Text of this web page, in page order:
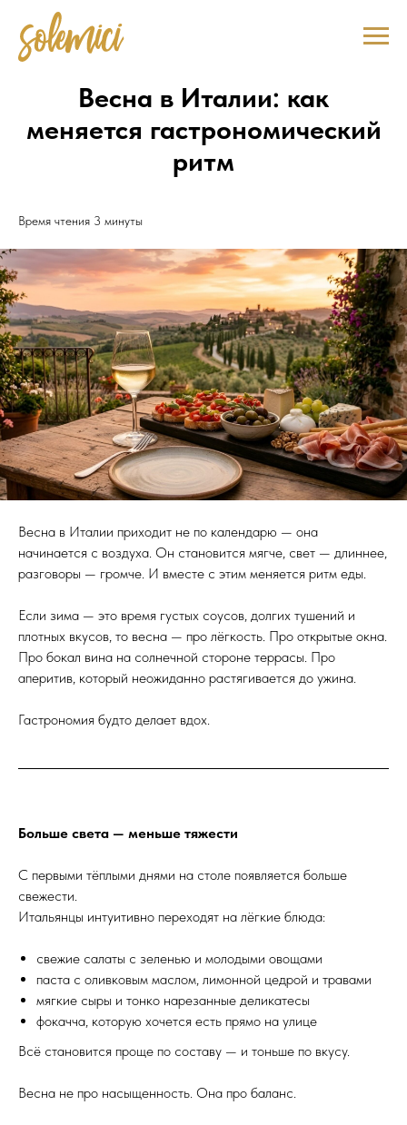
Весна в Италии: как
меняется гастрономический
ритм
Время чтения 3 минуты
Весна в Италии приходит не по календарю — она
начинается с воздуха. Он становится мягче, свет — длиннее,
разговоры — громче. И вместе с этим меняется ритм еды.
Если зима — это время густых соусов, долгих тушений и
плотных вкусов, то весна — про лёгкость. Про открытые окна.
Про бокал вина на солнечной стороне террасы. Про
аперитив, который неожиданно растягивается до ужина.
Гастрономия будто делает вдох.
Больше света — меньше тяжести
С первыми тёплыми днями на столе появляется больше
свежести.
Итальянцы интуитивно переходят на лёгкие блюда:
свежие салаты с зеленью и молодыми овощами
паста с оливковым маслом, лимонной цедрой и травами
мягкие сыры и тонко нарезанные деликатесы
фокачча, которую хочется есть прямо на улице
Всё становится проще по составу — и тоньше по вкусу.
Весна не про насыщенность. Она про баланс.